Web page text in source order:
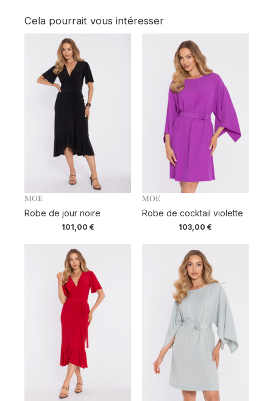
Cela pourrait vous intéresser
MOE
Robe de jour noire
101,00 €
MOE
Robe de cocktail violette
103,00 €